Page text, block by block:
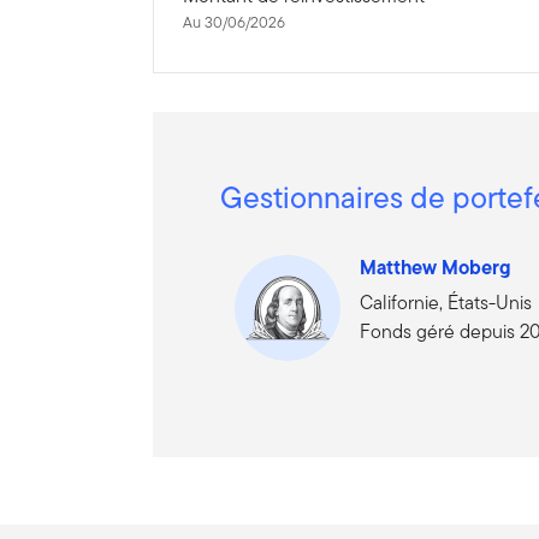
Au 30/06/2026
Gestionnaires de
Matthew Moberg
Californie, États-Unis
Fonds géré depuis